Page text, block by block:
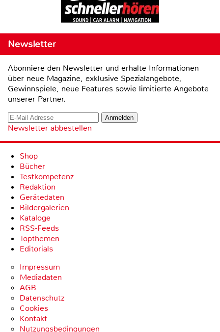
Newsletter
Abonniere den Newsletter und erhalte Informationen
über neue Magazine, exklusive Spezialangebote,
Gewinnspiele, neue Features sowie limitierte Angebote
unserer Partner.
Newsletter abbestellen
Shop
Bücher
Testkompetenz
Redaktion
Gerätedaten
Bildergalerien
Kataloge
RSS-Feeds
Topthemen
Editorials
Impressum
Mediadaten
AGB
Datenschutz
Cookies
Kontakt
Nutzungsbedingungen